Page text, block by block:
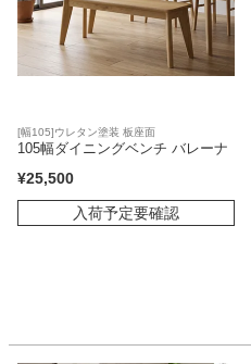
[幅105]ウレタン塗装 板座面
105幅ダイニングベンチ バレーナ
¥25,500
入荷予定要確認